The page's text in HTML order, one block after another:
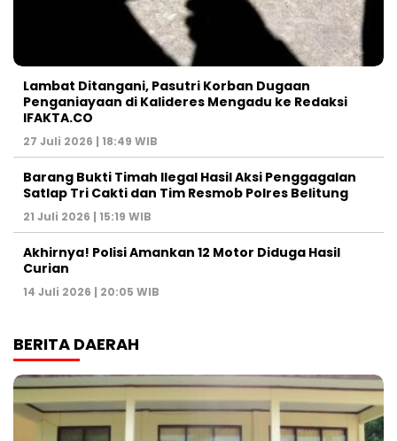
Lambat Ditangani, Pasutri Korban Dugaan
Penganiayaan di Kalideres Mengadu ke Redaksi
IFAKTA.CO
27 Juli 2026 | 18:49 WIB
Barang Bukti Timah Ilegal Hasil Aksi Penggagalan
Satlap Tri Cakti dan Tim Resmob Polres Belitung
21 Juli 2026 | 15:19 WIB
Akhirnya! Polisi Amankan 12 Motor Diduga Hasil
Curian
14 Juli 2026 | 20:05 WIB
BERITA DAERAH